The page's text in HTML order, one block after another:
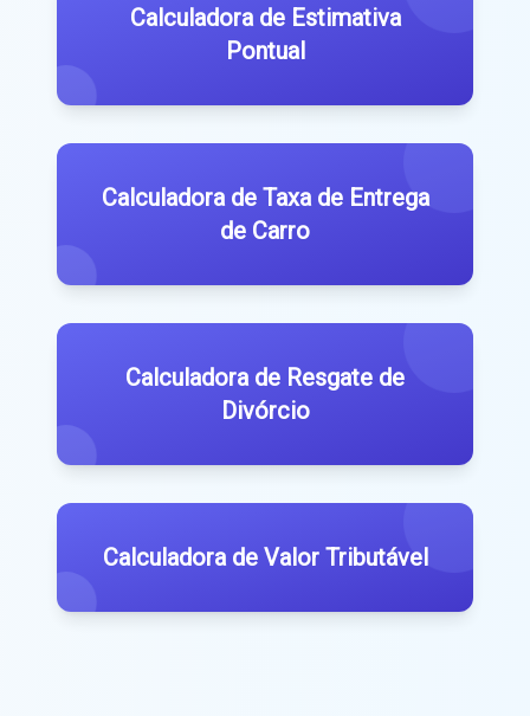
Calculadora de Estimativa
Pontual
Calculadora de Taxa de Entrega
de Carro
Calculadora de Resgate de
Divórcio
Calculadora de Valor Tributável